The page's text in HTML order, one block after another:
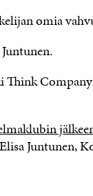
omia
Juntunen,